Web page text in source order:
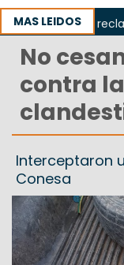
MAS LEIDOS
Odarda
No
contra
Interceptaron
Conesa